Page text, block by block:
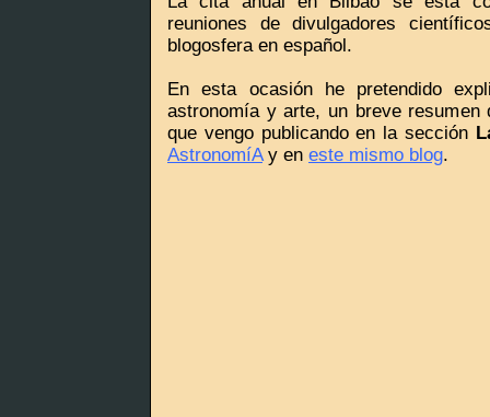
reuniones de divulgadores
blogosfera en español.
En esta ocasión he pretendido
astronomía y arte, un breve
que vengo publicando en la sección
AstronomíAy en este mismo blog.